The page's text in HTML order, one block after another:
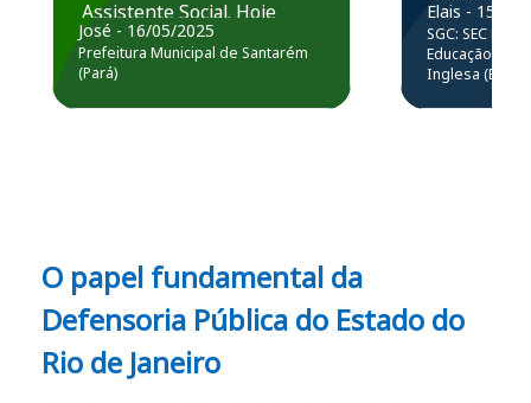
Assistente Social. Hoje
estou atuando na
Prefeitura de Santarém.
José - 16/05/2025
Prefeitura Municipal de Santarém
(Pará)
prática
resolução
questões.”
Elais - 15/07/
SGC: SEC BA
Educação
Inglesa (Edital
O papel fundamental da
Defensoria Pública do Estado do
Rio de Janeiro